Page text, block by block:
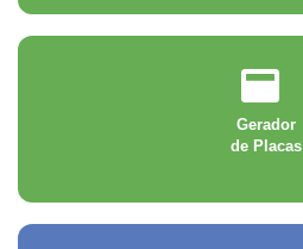
Gerador
de Placas